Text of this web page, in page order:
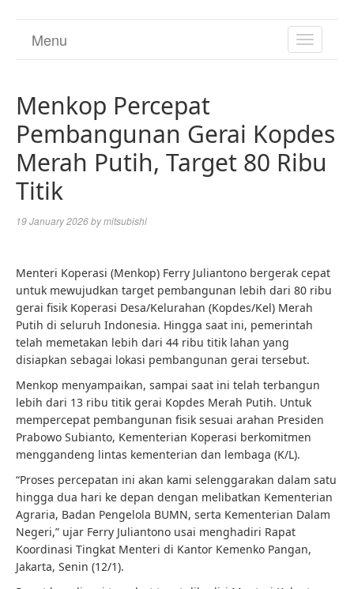
TOGGLE
Menu
Menkop Percepat
Pembangunan Gerai Kopdes
Merah Putih, Target 80 Ribu
Titik
19 January 2026bymitsubishi
Menteri Koperasi (Menkop) Ferry Juliantono bergerak cepat
untuk mewujudkan target pembangunan lebih dari 80 ribu
gerai fisik Koperasi Desa/Kelurahan (Kopdes/Kel) Merah
Putih di seluruh Indonesia. Hingga saat ini, pemerintah
telah memetakan lebih dari 44 ribu titik lahan yang
disiapkan sebagai lokasi pembangunan gerai tersebut.
Menkop menyampaikan, sampai saat ini telah terbangun
lebih dari 13 ribu titik gerai Kopdes Merah Putih. Untuk
mempercepat pembangunan fisik sesuai arahan Presiden
Prabowo Subianto, Kementerian Koperasi berkomitmen
menggandeng lintas kementerian dan lembaga (K/L).
“Proses percepatan ini akan kami selenggarakan dalam satu
hingga dua hari ke depan dengan melibatkan Kementerian
Agraria, Badan Pengelola BUMN, serta Kementerian Dalam
Negeri,” ujar Ferry Juliantono usai menghadiri Rapat
Koordinasi Tingkat Menteri di Kantor Kemenko Pangan,
Jakarta, Senin (12/1).